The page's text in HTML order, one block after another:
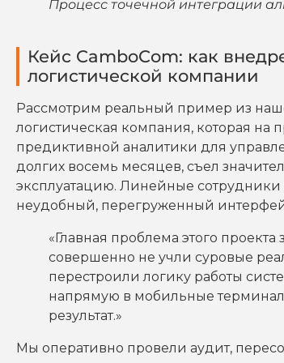
Процесс точечной интеграции
Кейс CamboCom: как
логистической компании
Рассмотрим реальный пример из
логистическая компания, которая на
предиктивной аналитики для
долгих восемь месяцев, съел
эксплуатацию. Линейные сотрудники
неудобный, перегруженный
«Главная проблема этого
совершенно не учли суровые
перестроили логику работы
напрямую в мобильные
результат.»
Мы оперативно провели аудит,